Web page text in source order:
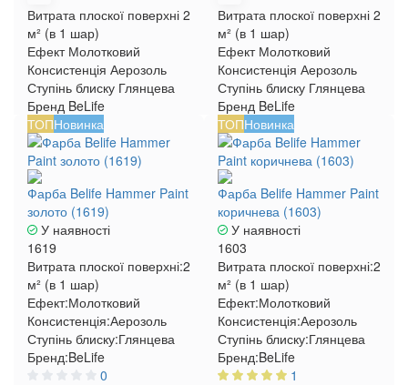
Витрата плоскої поверхні 2
м² (в 1 шар)
Ефект Молотковий
Консистенція Аерозоль
Ступінь блиску Глянцева
Бренд BeLife
Витрата плоскої поверхні 2
м² (в 1 шар)
Ефект Молотковий
Консистенція Аерозоль
Ступінь блиску Глянцева
Бренд BeLife
ТОПНовинка
Фарба Belife Hammer Paint
золото (1619)
У наявності
1619
Витрата плоскої поверхні:2
м² (в 1 шар)
Ефект:Молотковий
Консистенція:Аерозоль
Ступінь блиску:Глянцева
Бренд:BeLife
0
ТОПНовинка
Фарба Belife Hammer Paint
коричнева (1603)
У наявності
1603
Витрата плоскої поверхні:2
м² (в 1 шар)
Ефект:Молотковий
Консистенція:Аерозоль
Ступінь блиску:Глянцева
Бренд:BeLife
1